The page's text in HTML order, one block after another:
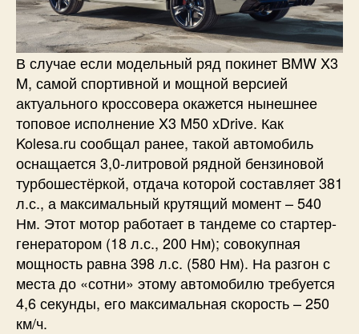
В случае если модельный ряд покинет BMW X3
M, самой спортивной и мощной версией
актуального кроссовера окажется нынешнее
топовое исполнение X3 M50 xDrive. Как
Kolesa.ru сообщал ранее, такой автомобиль
оснащается 3,0-литровой рядной бензиновой
турбошестёркой, отдача которой составляет 381
л.с., а максимальный крутящий момент – 540
Нм. Этот мотор работает в тандеме со стартер-
генератором (18 л.с., 200 Нм); совокупная
мощность равна 398 л.с. (580 Нм). На разгон с
места до «сотни» этому автомобилю требуется
4,6 секунды, его максимальная скорость – 250
км/ч.